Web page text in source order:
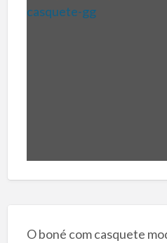
O boné com casquete